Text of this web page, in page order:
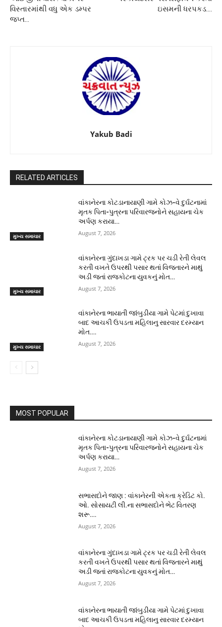
વિસ્તારમાંથી વધુ એક ડમ્પર
જપ્ત…
ઇસમની ધરપકડ….
Yakub Badi
RELATED ARTICLES
મુખ્ય સમાચાર
વાંકાનેરના કોટડાનાયાણી ગામે કોઝ-વે દુર્ઘટનામાં
મૃતક પિતા-પુત્રના પરિવારજનોને સહાયના ચેક
અર્પણ કરાયા…
August 7, 2026
મુખ્ય સમાચાર
વાંકાનેરના ગુંદાખડા ગામે ટ્રક પર ચડી રેતી લેવલ
કરતી વખતે ઉપરથી પસાર થતાં વિજતારને માથું
અડી જતાં રાજકોટના યુવકનું મોત…
August 7, 2026
મુખ્ય સમાચાર
વાંકાનેરના ભાયાતી જાંબુડીયા ગામે પેટમાં દુખાવા
બાદ આચકી ઉપડતા મહિલાનુ સારવાર દરમ્યાન
મોત….
August 7, 2026
MOST POPULAR
વાંકાનેરના કોટડાનાયાણી ગામે કોઝ-વે દુર્ઘટનામાં
મૃતક પિતા-પુત્રના પરિવારજનોને સહાયના ચેક
અર્પણ કરાયા…
August 7, 2026
સભાસદોને જાણ : વાંકાનેરની એકતા ક્રેડિટ કો.
ઓ. સોસાયટી લી.ના સભાસદોને ભેટ વિતરણ
શરૂ….
August 7, 2026
વાંકાનેરના ગુંદાખડા ગામે ટ્રક પર ચડી રેતી લેવલ
કરતી વખતે ઉપરથી પસાર થતાં વિજતારને માથું
અડી જતાં રાજકોટના યુવકનું મોત…
August 7, 2026
વાંકાનેરના ભાયાતી જાંબુડીયા ગામે પેટમાં દુખાવા
બાદ આચકી ઉપડતા મહિલાનુ સારવાર દરમ્યાન